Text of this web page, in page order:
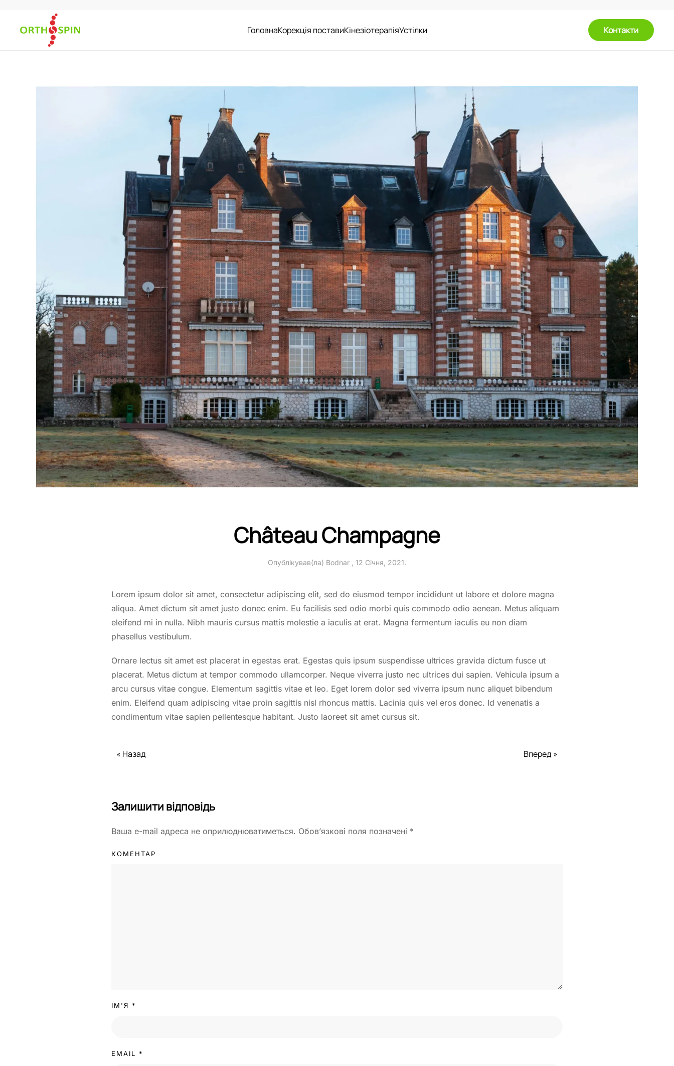
Skip to main content ГоловнаКорекція поставиКінезіотерапіяУстілки Контакти
Château Champagne
Опублікував(ла) Bodnar 12 Січня, 2021.
Lorem ipsum dolor sit amet, consectetur adipiscing elit, sed do eiusmod tempor incididunt ut labore et dolore magna
aliqua. Amet dictum sit amet justo donec enim. Eu facilisis sed odio morbi quis commodo odio aenean. Metus aliquam
eleifend mi in nulla. Nibh mauris cursus mattis molestie a iaculis at erat. Magna fermentum iaculis eu non diam
phasellus vestibulum.
Ornare lectus sit amet est placerat in egestas erat. Egestas quis ipsum suspendisse ultrices gravida dictum fusce ut
placerat. Metus dictum at tempor commodo ullamcorper. Neque viverra justo nec ultrices dui sapien. Vehicula ipsum a
arcu cursus vitae congue. Elementum sagittis vitae et leo. Eget lorem dolor sed viverra ipsum nunc aliquet bibendum
enim. Eleifend quam adipiscing vitae proin sagittis nisl rhoncus mattis. Lacinia quis vel eros donec. Id venenatis a
condimentum vitae sapien pellentesque habitant. Justo laoreet sit amet cursus sit.
« Назад Вперед »
Залишити відповідь
Ваша e-mail адреса не оприлюднюватиметься. Обов’язкові поля позначені *
КОМЕНТАР
ІМ'Я *
EMAIL *